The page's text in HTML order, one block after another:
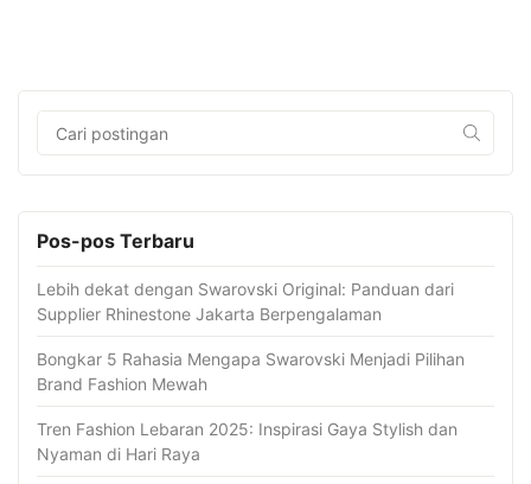
Pos-pos Terbaru
Lebih dekat dengan Swarovski Original: Panduan dari
Supplier Rhinestone Jakarta Berpengalaman
Bongkar 5 Rahasia Mengapa Swarovski Menjadi Pilihan
Brand Fashion Mewah
Tren Fashion Lebaran 2025: Inspirasi Gaya Stylish dan
Nyaman di Hari Raya